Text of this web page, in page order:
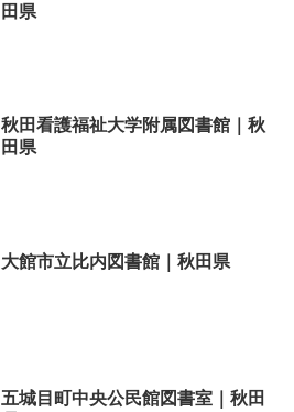
田県
秋田看護福祉大学附属図書館｜秋
田県
大館市立比内図書館｜秋田県
五城目町中央公民館図書室｜秋田